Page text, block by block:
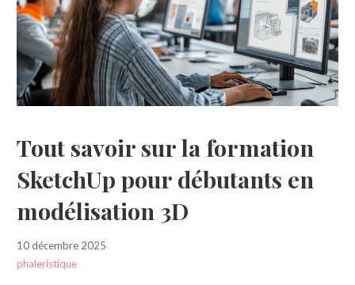
Tout savoir sur la formation
SketchUp pour débutants en
modélisation 3D
10 décembre 2025
phaleristique